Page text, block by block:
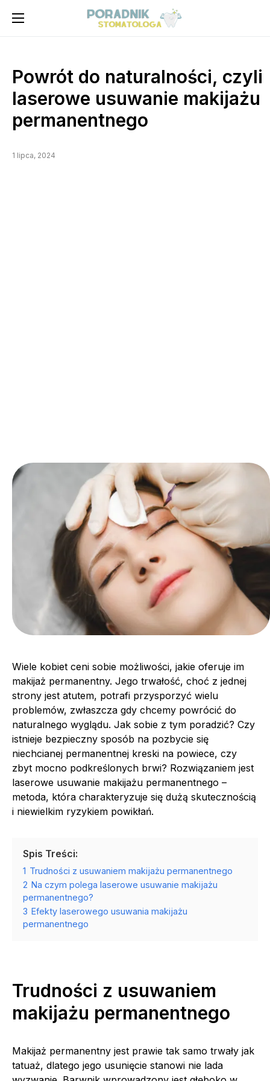
Powrót do naturalności, czyli
laserowe usuwanie makijażu
permanentnego
1 lipca, 2024
Wiele kobiet ceni sobie możliwości, jakie oferuje im
makijaż permanentny. Jego trwałość, choć z jednej
strony jest atutem, potrafi przysporzyć wielu
problemów, zwłaszcza gdy chcemy powrócić do
naturalnego wyglądu. Jak sobie z tym poradzić? Czy
istnieje bezpieczny sposób na pozbycie się
niechcianej permanentnej kreski na powiece, czy
zbyt mocno podkreślonych brwi? Rozwiązaniem jest
laserowe usuwanie makijażu permanentnego –
metoda, która charakteryzuje się dużą skutecznością
i niewielkim ryzykiem powikłań.
Spis Treści:
1 Trudności z usuwaniem makijażu permanentnego
2 Na czym polega laserowe usuwanie makijażu
permanentnego?
3 Efekty laserowego usuwania makijażu
permanentnego
Trudności z usuwaniem
makijażu permanentnego
Makijaż permanentny jest prawie tak samo trwały jak
tatuaż, dlatego jego usunięcie stanowi nie lada